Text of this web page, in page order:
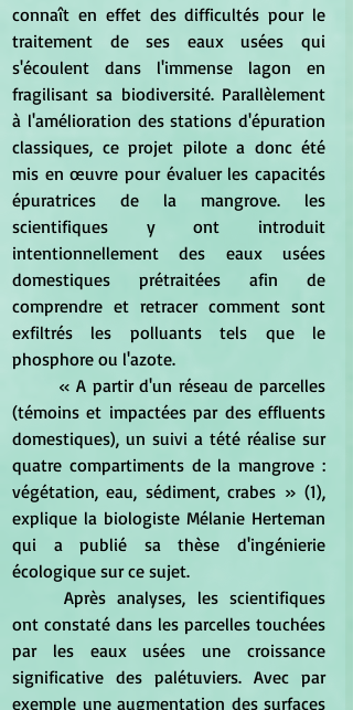
connaît en effet des difficultés pour le
traitement de ses eaux usées qui
s'écoulent dans l'immense lagon en
fragilisant sa biodiversité. Parallèlement
à l'amélioration des stations d'épuration
classiques, ce projet pilote a donc été
mis en œuvre pour évaluer les capacités
épuratrices de la mangrove. les
scientifiques y ont introduit
intentionnellement des eaux usées
domestiques prétraitées afin de
comprendre et retracer comment sont
exfiltrés les polluants tels que le
phosphore ou l'azote.
(témoins et impactées par des effluents
domestiques), un suivi a tété réalise sur
quatre compartiments de la mangrove :
végétation, eau, sédiment, crabes » (1),
explique la biologiste Mélanie Herteman
qui a publié sa thèse d'ingénierie
écologique sur ce sujet.
ont constaté dans les parcelles touchées
par les eaux usées une croissance
significative des palétuviers. Avec par
exemple une augmentation des surfaces